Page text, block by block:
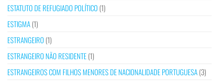
ESTATUTO DE REFUGIADO POLÍTICO (1)
ESTIGMA(1)
ESTRANGEIRO (1)
ESTRANGEIRO NÃO RESIDENTE(1)
ESTRANGEIROS COM FILHOS MENORES DE NACIONALIDADE PORTUGUESA(3)